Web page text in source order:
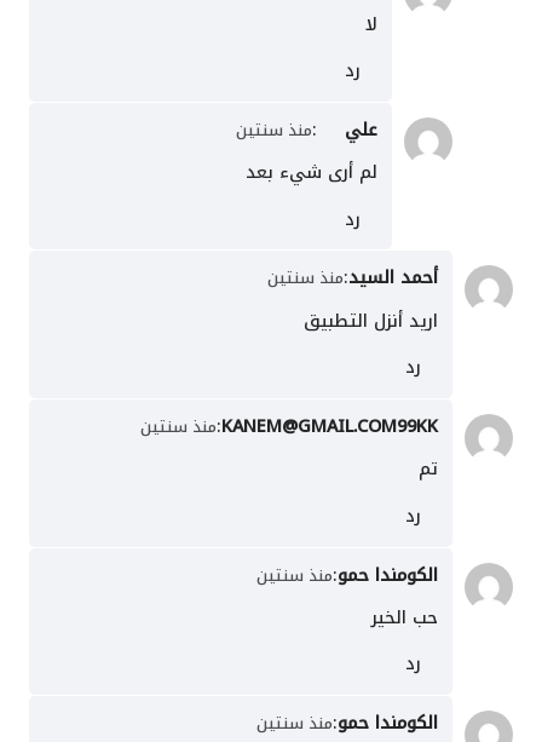
لا
رد
علي
:منذ سنتين
لم أرى شيء بعد
رد
أحمد السيد:منذ سنتين
اريد أنزل التطبيق
رد
KANEM@GMAIL.COM99KK
:منذ سنتين
تم
رد
الكومندا حمو:منذ سنتين
حب الخير
رد
الكومندا حمو:منذ سنتين